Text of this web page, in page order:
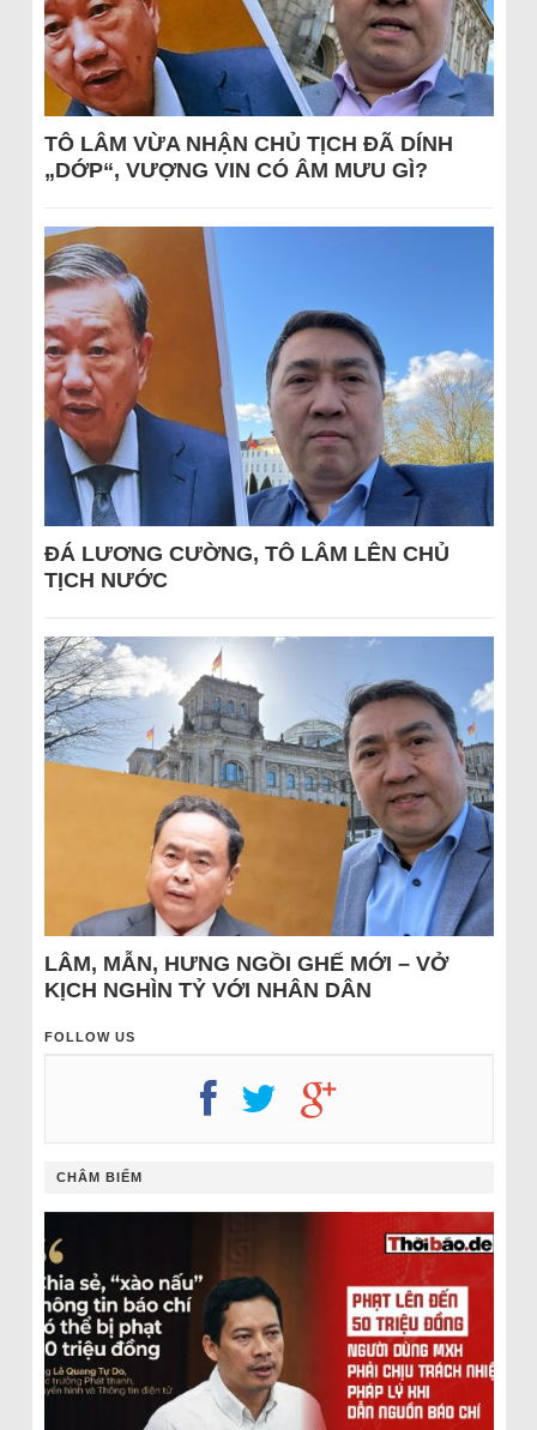
TÔ LÂM VỪA NHẬN CHỦ TỊCH ĐÃ DÍNH
„DỚP“, VƯỢNG VIN CÓ ÂM MƯU GÌ?
ĐÁ LƯƠNG CƯỜNG, TÔ LÂM LÊN CHỦ
TỊCH NƯỚC
LÂM, MẪN, HƯNG NGỒI GHẾ MỚI – VỞ
KỊCH NGHÌN TỶ VỚI NHÂN DÂN
FOLLOW US
CHÂM BIẾM